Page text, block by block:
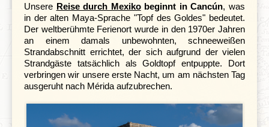
Unsere Reise durch Mexikobeginnt in Cancún, was
in der alten Maya-Sprache "Topf des Goldes" bedeutet.
Der weltberühmte Ferienort wurde in den 1970er Jahren
an einem damals unbewohnten, schneeweißen
Strandabschnitt errichtet, der sich aufgrund der vielen
Strandgäste tatsächlich als Goldtopf entpuppte. Dort
verbringen wir unsere erste Nacht, um am nächsten Tag
ausgeruht nach Mérida aufzubrechen.